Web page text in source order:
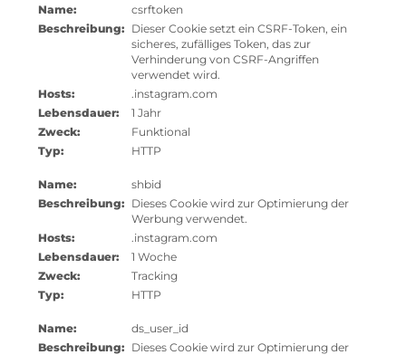
Name:
csrftoken
Beschreibung: Dieser Cookie setzt ein CSRF-Token, ein
sicheres, zufälliges Token, das zur
Verhinderung von CSRF-Angriffen
verwendet wird.
Hosts:
.instagram.com
Lebensdauer:
1 Jahr
Zweck:
Funktional
Typ:
HTTP
Name:
shbid
Beschreibung: Dieses Cookie wird zur Optimierung der
Werbung verwendet.
Hosts:
.instagram.com
Lebensdauer:
1 Woche
Zweck:
Tracking
Typ:
HTTP
Name:
ds_user_id
Beschreibung: Dieses Cookie wird zur Optimierung der